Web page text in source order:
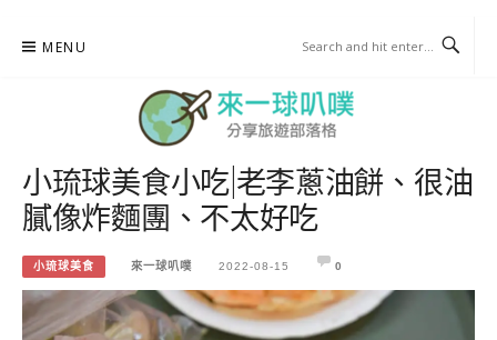
MENU
來一球叭噗
分享日本自助部落格
小琉球美食小吃|老李蔥油餅、很油
膩像炸麵團、不太好吃
小琉球美食 來一球叭噗 2022-08-15 0